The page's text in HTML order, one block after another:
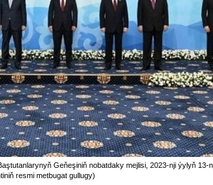
Geňeşiniň nobatdaky mejlisi, 2023-nji ýylyň 13-
resmi metbugat gullugy)